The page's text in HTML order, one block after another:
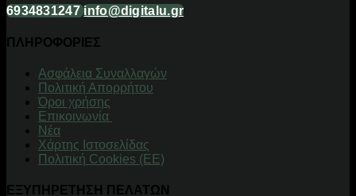
6934831247 info@digitalu.gr
ΠΛΗΡΟΦΟΡΙΕΣ
Aσφάλεια Συναλλαγών
Πολιτική Απορρήτου
Όροι χρήσης
Επικοινωνία
Νέα
Χάρτης Ιστοσελίδας
Πολιτική Cookies (ΕΕ)
ΕΞΥΠΗΡΕΤΗΣΗ ΠΕΛΑΤΩΝ